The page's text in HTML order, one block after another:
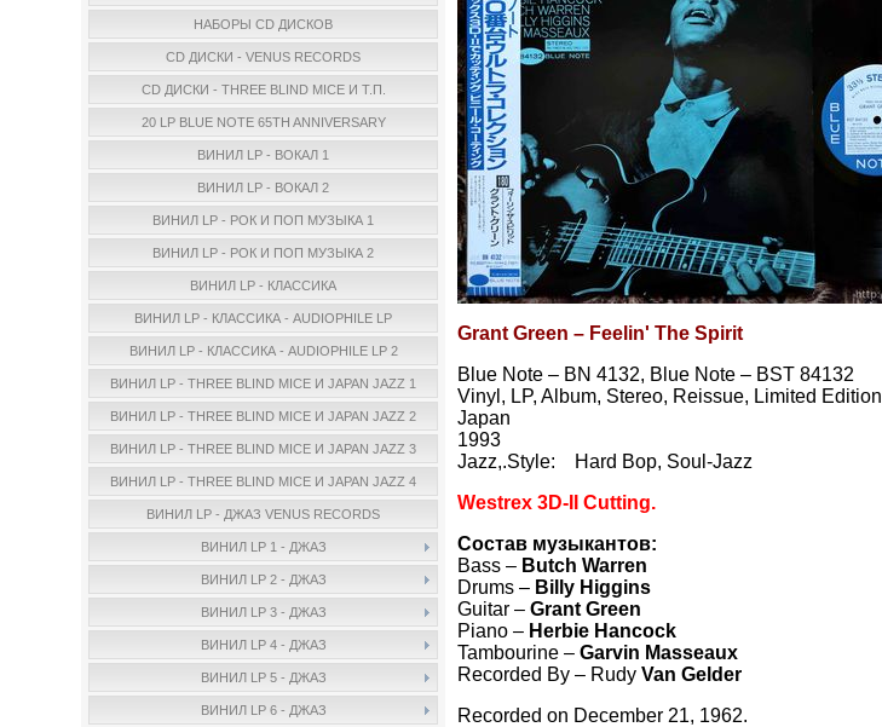
НАБОРЫ CD ДИСКОВ
CD ДИСКИ - VENUS RECORDS
CD ДИСКИ - THREE BLIND MICE И Т.П.
20 LP BLUE NOTE 65TH ANNIVERSARY
ВИНИЛ LP - ВОКАЛ 1
ВИНИЛ LP - ВОКАЛ 2
ВИНИЛ LP - РОК И ПОП МУЗЫКА 1
ВИНИЛ LP - РОК И ПОП МУЗЫКА 2
ВИНИЛ LP - КЛАССИКА
ВИНИЛ LP - КЛАССИКА - AUDIOPHILE LP
ВИНИЛ LP - КЛАССИКА - AUDIOPHILE LP 2
ВИНИЛ LP - THREE BLIND MICE И JAPAN JAZZ 1
ВИНИЛ LP - THREE BLIND MICE И JAPAN JAZZ 2
ВИНИЛ LP - THREE BLIND MICE И JAPAN JAZZ 3
ВИНИЛ LP - THREE BLIND MICE И JAPAN JAZZ 4
ВИНИЛ LP - ДЖАЗ VENUS RECORDS
ВИНИЛ LP 1 - ДЖАЗ
ВИНИЛ LP 2 - ДЖАЗ
ВИНИЛ LP 3 - ДЖАЗ
ВИНИЛ LP 4 - ДЖАЗ
ВИНИЛ LP 5 - ДЖАЗ
ВИНИЛ LP 6 - ДЖАЗ
Grant Green – Feelin' The Spirit
Blue Note – BN 4132, Blue Note – BST 84132
Vinyl, LP, Album, Stereo, Reissue, Limited Edition
Japan
1993
Jazz,.Style: Hard Bop, Soul-Jazz
Westrex 3D-II Cutting.
Состав музыкантов:
Bass – Butch Warren
Drums – Billy Higgins
Guitar –Grant Green
Piano – Herbie Hancock
Tambourine –Garvin Masseaux
Recorded By – RudyVan Gelder
Recorded on December 21, 1962.